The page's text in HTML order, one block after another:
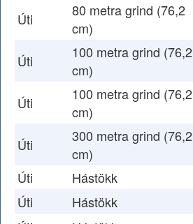
Úti
80 metra grind (76,2
cm)
Úti
100 metra grind (76,2
cm)
Úti
100 metra grind (76,2
cm)
Úti
300 metra grind (76,2
cm)
Úti
Hástökk
Úti
Hástökk